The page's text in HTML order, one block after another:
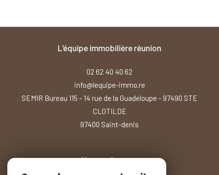
l'équipe immobilière réunion
02 62 40 40 62
info@lequipe-immo.re
SEMIR Bureau 115 - 14 rue de la Guadeloupe - 97490 STE
CLOTILDE
97400
saint-denis
Nous suivre sur